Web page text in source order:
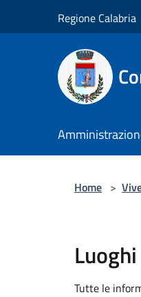
Regione Calabria
Home >
Luoghi
Tutte le